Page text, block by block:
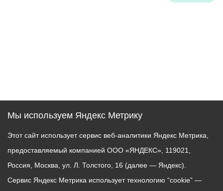
Мы используем Яндекс Метрику
Этот сайт использует сервис веб-аналитики Яндекс Метрика,
предоставляемый компанией ООО «ЯНДЕКС», 119021,
Россия, Москва, ул. Л. Толстого, 16 (далее — Яндекс).
Сервис Яндекс Метрика использует технологию “cookie” —